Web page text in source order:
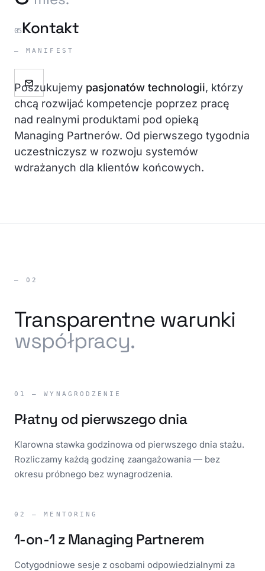
wszystkie
marki
Zespół
Social
Media
Stażowy
05Kontakt
Bezpłatna konsultacja
Bezpłatna konsultacja
— MANIFEST
Poszukujemy pasjonatów technologii, którzy
chcą rozwijać kompetencje poprzez pracę
nad realnymi produktami pod opieką
Managing Partnerów. Od pierwszego tygodnia
uczestniczysz w rozwoju systemów
wdrażanych dla klientów końcowych.
— 02
Transparentne warunki
współpracy.
01 — WYNAGRODZENIE
Płatny od pierwszego dnia
Klarowna stawka godzinowa od pierwszego dnia stażu.
Rozliczamy każdą godzinę zaangażowania — bez
okresu próbnego bez wynagrodzenia.
02 — MENTORING
1-on-1 z Managing Partnerem
Cotygodniowe sesje z osobami odpowiedzialnymi za